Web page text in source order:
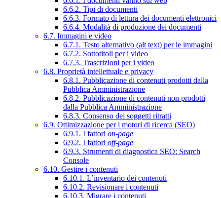
6.6.2. Tipi di documenti
6.6.3. Formato di lettura dei documenti elettronici
6.6.4. Modalità di produzione dei documenti
6.7. Immagini e video
6.7.1. Testo alternativo (alt text) per le immagini
6.7.2. Sottotitoli per i video
6.7.3. Trascrizioni per i video
6.8. Proprietà intellettuale e privacy
6.8.1. Pubblicazione di contenuti prodotti dalla
Pubblica Amministrazione
6.8.2. Pubblicazione di contenuti non prodotti
dalla Pubblica Amministrazione
6.8.3. Consenso dei soggetti ritratti
6.9. Ottimizzazione per i motori di ricerca (SEO)
6.9.1. I fattori on-page
6.9.2. I fattori off-page
6.9.3. Strumenti di diagnostica SEO: Search
Console
6.10. Gestire i contenuti
6.10.1. L’inventario dei contenuti
6.10.2. Revisionare i contenuti
6.10.3. Migrare i contenuti